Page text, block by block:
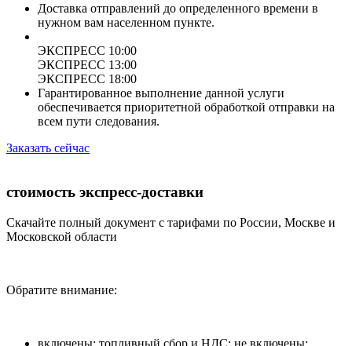
Доставка отправлений до определенного времени в
нужном вам населенном пункте.
ЭКСПРЕСС 10:00
ЭКСПРЕСС 13:00
ЭКСПРЕСС 18:00
Гарантированное выполнение данной услуги
обеспечивается приоритетной обработкой отправки на
всем пути следования.
Заказать сейчас
стоимость экспресс-доставки
Скачайте полный документ с тарифами по России, Москве и
Московской области
Обратите внимание: